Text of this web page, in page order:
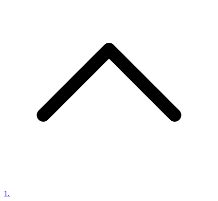
1 .